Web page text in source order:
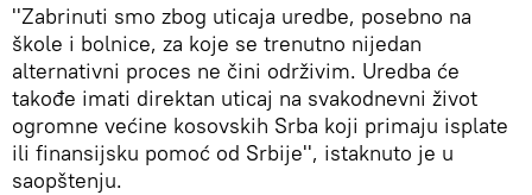
''Zabrinuti smo zbog uticaja uredbe, posebno na
škole i bolnice, za koje se trenutno nijedan
alternativni proces ne čini održivim. Uredba će
takođe imati direktan uticaj na svakodnevni život
ogromne većine kosovskih Srba koji primaju isplate
ili finansijsku pomoć od Srbije'', istaknuto je u
saopštenju.